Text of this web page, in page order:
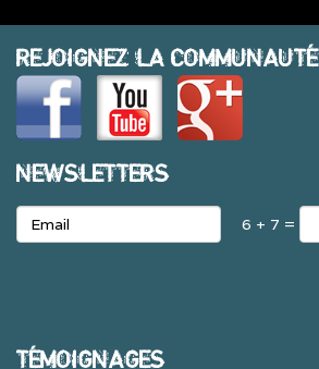
REJOIGNEZ LA COMMUNAUTÉ
NEWSLETTERS
6 + 7 =
TÉMOIGNAGES